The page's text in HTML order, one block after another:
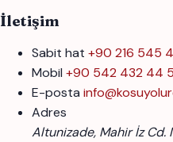
İletişim
Sabit hat +90 216 545
Mobil +90 542 432 44
E-posta
Adres
Altunizade, Mahir İz Cd.